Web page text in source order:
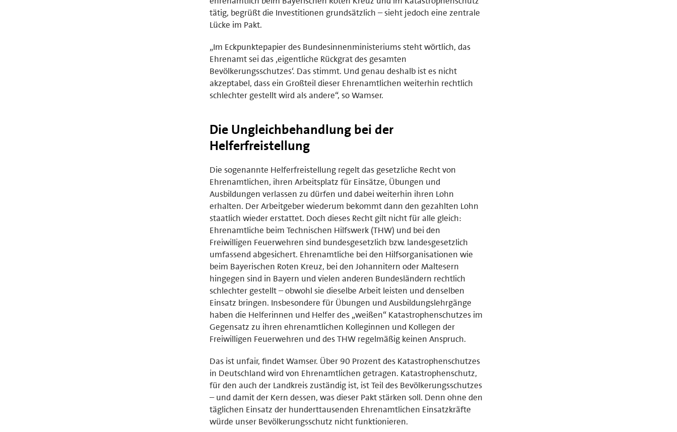
tätig, begrüßt die Investitionen grundsätzlich – sieht jedoch eine zentrale
Lücke im Pakt.
„Im Eckpunktepapier des Bundesinnenministeriums steht wörtlich, das
Ehrenamt sei das ‚eigentliche Rückgrat des gesamten
Bevölkerungsschutzes‘. Das stimmt. Und genau deshalb ist es nicht
akzeptabel, dass ein Großteil dieser Ehrenamtlichen weiterhin rechtlich
schlechter gestellt wird als andere“, so Wamser.
Die Ungleichbehandlung bei der
Helferfreistellung
Die sogenannte Helferfreistellung regelt das gesetzliche Recht von
Ehrenamtlichen, ihren Arbeitsplatz für Einsätze, Übungen und
Ausbildungen verlassen zu dürfen und dabei weiterhin ihren Lohn
erhalten. Der Arbeitgeber wiederum bekommt dann den gezahlten Lohn
staatlich wieder erstattet. Doch dieses Recht gilt nicht für alle gleich:
Ehrenamtliche beim Technischen Hilfswerk (THW) und bei den
Freiwilligen Feuerwehren sind bundesgesetzlich bzw. landesgesetzlich
umfassend abgesichert. Ehrenamtliche bei den Hilfsorganisationen wie
beim Bayerischen Roten Kreuz, bei den Johannitern oder Maltesern
hingegen sind in Bayern und vielen anderen Bundesländern rechtlich
schlechter gestellt – obwohl sie dieselbe Arbeit leisten und denselben
Einsatz bringen. Insbesondere für Übungen und Ausbildungslehrgänge
haben die Helferinnen und Helfer des „weißen“ Katastrophenschutzes im
Gegensatz zu ihren ehrenamtlichen Kolleginnen und Kollegen der
Freiwilligen Feuerwehren und des THW regelmäßig keinen Anspruch.
Das ist unfair, findet Wamser. Über 90 Prozent des Katastrophenschutzes
in Deutschland wird von Ehrenamtlichen getragen. Katastrophenschutz,
für den auch der Landkreis zuständig ist, ist Teil des Bevölkerungsschutzes
– und damit der Kern dessen, was dieser Pakt stärken soll. Denn ohne den
täglichen Einsatz der hunderttausenden Ehrenamtlichen Einsatzkräfte
würde unser Bevölkerungsschutz nicht funktionieren.